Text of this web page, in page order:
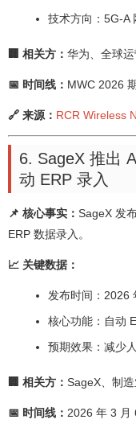
技术方向：5G-A
🏢 相关方： 华为、全球
📅 时间线： MWC 2026
🔗 来源： RCR Wireless
6. SageX 推出
动 ERP 录入
📌 核心事实： SageX 发
ERP 数据录入。
📈 关键数据：
发布时间：2026
核心功能：自动
预期效果：减少
🏢 相关方： SageX、制
📅 时间线： 2026 年 3 月